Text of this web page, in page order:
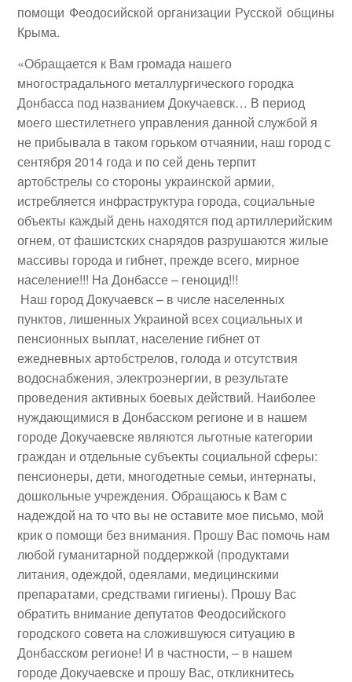
помощи Феодосийской организации Русской общины
Крыма.
«Обращается к Вам громада нашего
многострадального металлургического городка
Донбасса под названием Докучаевск… В период
моего шестилетнего управления данной службой я
не прибывала в таком горьком отчаянии, наш город с
сентября 2014 года и по сей день терпит
apтобстрелы со стороны украинской армии,
истребляется инфраструктура города, социальные
объекты каждый день находятся под артиллерийским
огнем, от фашистских снарядов разрушаются жилые
массивы города и гибнет, прежде всего, мирное
население!!! На Донбассе – геноцид!!!
Наш город Докучаевск – в числе населенных
пунктов, лишенных Украиной всех социальных и
пенсионных выплат, население гибнет от
ежедневных артобстрелов, голода и отсутствия
водоснабжения, электроэнергии, в результате
проведения активных боевых действий. Наиболее
нуждающимися в Донбасском регионе и в нашем
городе Докучаевске являются льготные категории
граждан и отдельные субъекты социальной сферы:
пенсионеры, дети, многодетные семьи, интернаты,
дошкольные учреждения. Обращаюсь к Вам с
надеждой на то что вы не оставите мое письмо, мой
крик о помощи без внимания. Прошу Вас помочь нам
любой гуманитарной поддержкой (продуктами
литания, одеждой, одеялами, медицинскими
препаратами, средствами гигиены). Прошу Вас
обратить внимание депутатов Феодосийского
городского совета на сложившуюся ситуацию в
Донбасском регионе! И в частности, – в нашем
городе Докучаевске и прошу Вас, откликнитесь